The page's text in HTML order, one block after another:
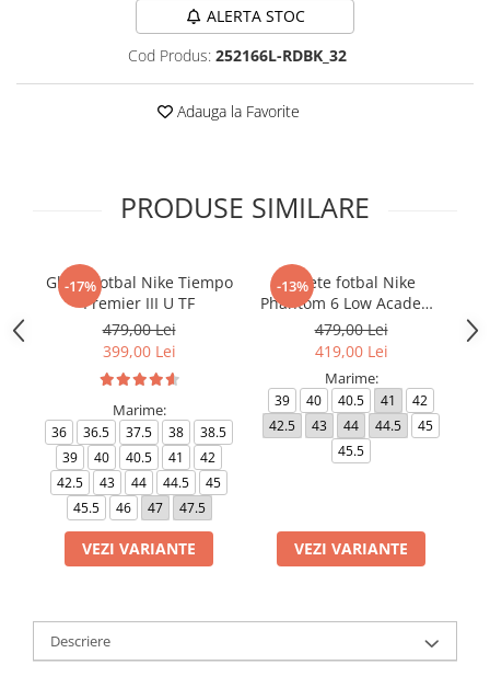
ALERTA STOC
Cod Produs: 252166L-RDBK_32
Adauga la Favorite
PRODUSE SIMILARE
-17%
Ghete fotbal Nike Tiempo
Premier III U TF
479,00 Lei
399,00 Lei
Marime:
36 36.5 37.5 38
38.5
39
40 40.5 41
42
42.5
43 44 44.5
45
45.5
46 47 47.5
VEZI VARIANTE
-13%
Ghete fotbal Nike
Phantom 6 Low Academy
TF NU3
479,00 Lei
419,00 Lei
Marime:
39 40 40.5 41
42
42.5
43 44 44.5
45
45.5
VEZI VARIANTE
Descriere